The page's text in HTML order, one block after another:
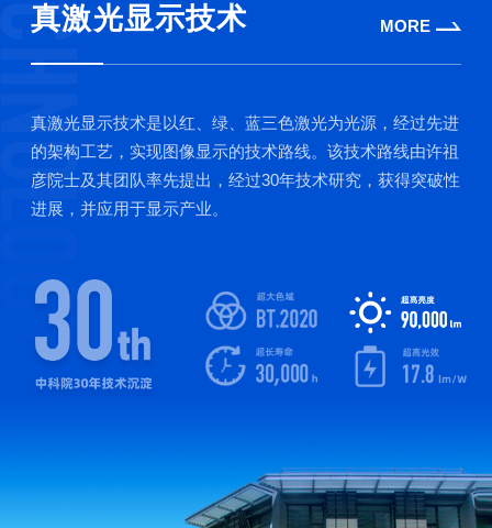
真激光显示技术 MORE
真激光显示技术是以红、绿、蓝三色激光为光源，经过先进
的架构工艺，实现图像显示的技术路线。该技术路线由许祖
彦院士及其团队率先提出，经过30年技术研究，获得突破性
进展，并应用于显示产业。